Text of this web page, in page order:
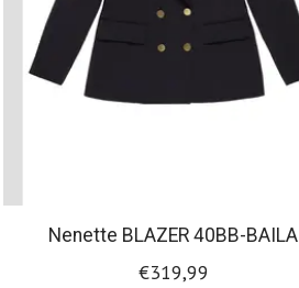
Nenette BLAZER 40BB-BAILA
€319,99